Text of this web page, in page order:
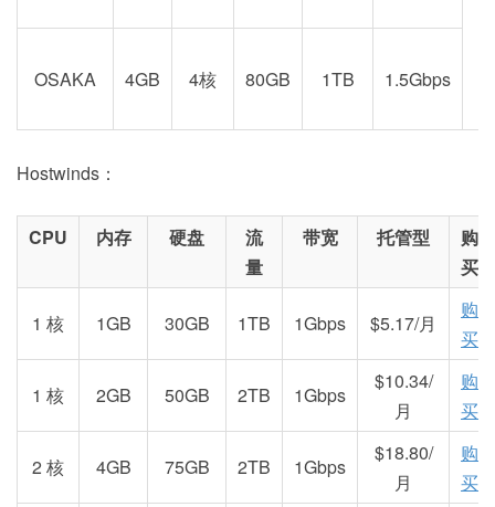
OSAKA
4GB 4核 80GB 1TB 1.5Gbps
Hostwinds：
CPU 内存 硬盘
流
量
带宽 托管型
购
买
1 核 1GB 30GB 1TB 1Gbps $5.17/月
购
买
1 核 2GB 50GB 2TB 1Gbps
$10.34/
月
购
买
2 核 4GB 75GB 2TB 1Gbps
$18.80/
月
购
买